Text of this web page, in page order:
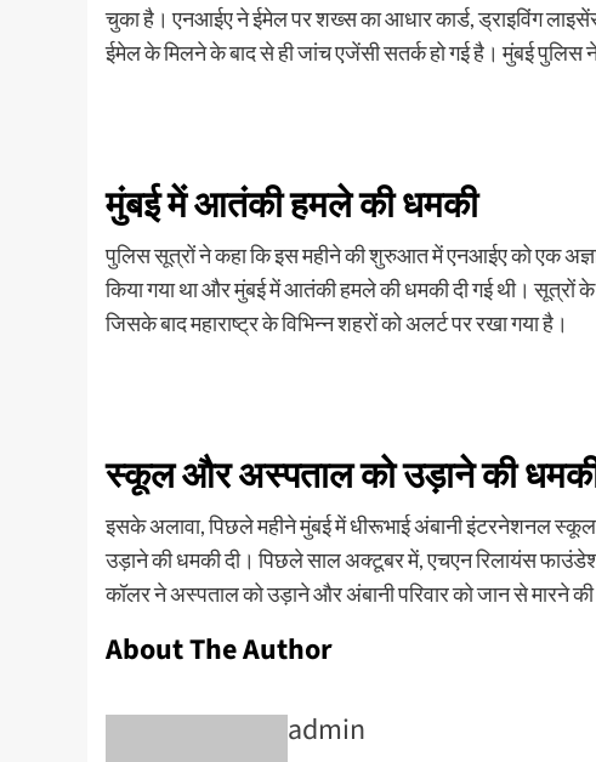
चुका है। एनआईए ने ईमेल पर शख्स का आधार कार्ड, ड्राइविंग
ईमेल के मिलने के बाद से ही जांच एजेंसी सतर्क हो गई है। मुंबई पुलिस ने
मुंबई में आतंकी हमले की धमकी
पुलिस सूत्रों ने कहा कि इस महीने की शुरुआत में एनआईए को एक
किया गया था और मुंबई में आतंकी हमले की धमकी दी गई थी।
जिसके बाद महाराष्ट्र के विभिन्न शहरों को अलर्ट पर रखा गया है।
स्कूल और अस्पताल को उड़ाने की
इसके अलावा, पिछले महीने मुंबई में धीरूभाई अंबानी इंटरनेशनल
उड़ाने की धमकी दी। पिछले साल अक्टूबर में, एचएन रिलायंस
कॉलर ने अस्पताल को उड़ाने और अंबानी परिवार को जान से मारने की
About The Author
admin